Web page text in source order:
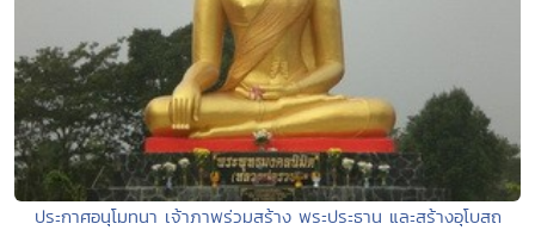
ประกาศอนุโมทนา เจ้าภาพร่วมสร้าง พระประธาน และสร้างอุโบสถ